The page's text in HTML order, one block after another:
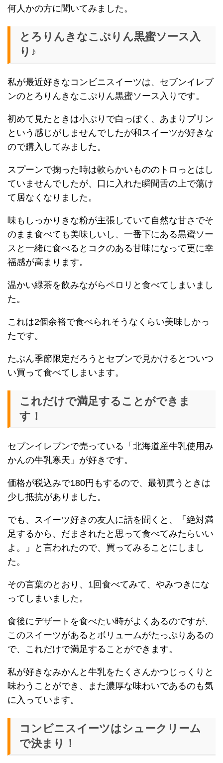
何人かの方に聞いてみました。
とろりんきなこぷりん黒蜜ソース入
り♪
私が最近好きなコンビニスイーツは、セブンイレブ
ンのとろりんきなこぷりん黒蜜ソース入りです。
初めて見たときは小ぶりで白っぽく、あまりプリン
という感じがしませんでしたが和スイーツが好きな
ので購入してみました。
スプーンで掬った時は軟らかいもののトロっとはし
ていませんでしたが、口に入れた瞬間舌の上で蕩け
て居なくなりました。
味もしっかりきな粉が主張していて自然な甘さでそ
のまま食べても美味しいし、一番下にある黒蜜ソー
スと一緒に食べるとコクのある甘味になって更に幸
福感が高まります。
温かい緑茶を飲みながらペロリと食べてしまいまし
た。
これは2個余裕で食べられそうなくらい美味しかっ
たです。
たぶん季節限定だろうとセブンで見かけるとついつ
い買って食べてしまいます。
これだけで満足することができま
す！
セブンイレブンで売っている「北海道産牛乳使用み
かんの牛乳寒天」が好きです。
価格が税込みで180円もするので、最初買うときは
少し抵抗がありました。
でも、スイーツ好きの友人に話を聞くと、「絶対満
足するから、だまされたと思って食べてみたらいい
よ。」と言われたので、買ってみることにしまし
た。
その言葉のとおり、1回食べてみて、やみつきにな
ってしまいました。
食後にデザートを食べたい時がよくあるのですが、
このスイーツがあるとボリュームがたっぷりあるの
で、これだけで満足することができます。
私が好きなみかんと牛乳をたくさんかつじっくりと
味わうことができ、また濃厚な味わいであるのも気
に入っています。
コンビニスイーツはシュークリーム
で決まり！